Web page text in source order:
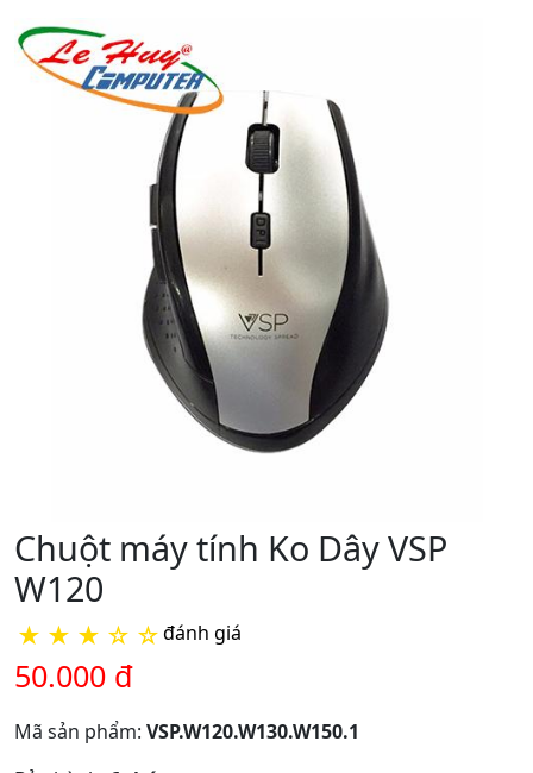
Chuột máy tính Ko Dây VSP
W120
★ ★ ★ ☆ ☆đánh giá
50.000 đ
Mã sản phẩm: VSP.W120.W130.W150.1